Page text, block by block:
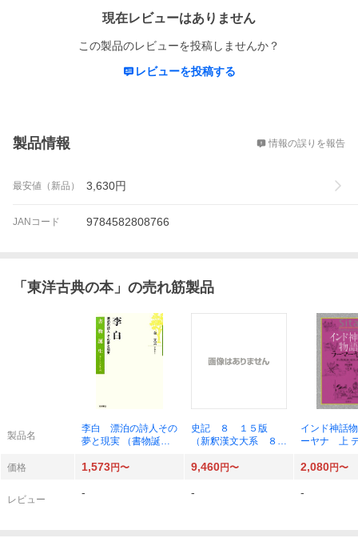
現在レビューはありません
この製品のレビューを投稿しませんか？
レビューを投稿する
製品情報 情報の誤りを報告
最安値（新品） 3,630円
JANコード 9784582808766
「 東洋古典の本」の売れ筋製品
製品名
李白 漂泊の詩人その
夢と現実 （書物誕
門） 金文京／著
史記 ８ １５版
（新釈漢文大系 ８
インド神話
ーヤナ 上
／文・画 沖
価格 1,573円〜 9,460円〜 2,080円〜
レビュー
- - -